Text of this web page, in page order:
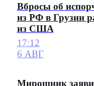
Вбросы об
из РФ в Грузии
из США
17:12
6 АВГ
Мирошник